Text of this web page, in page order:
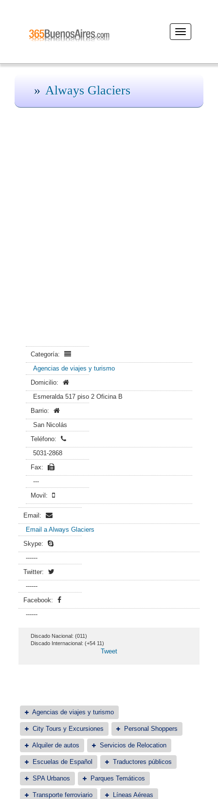
Desplegar
navegación
Always Glaciers
Categoría:
Agencias de viajes y turismo
Domicilio:
Esmeralda 517 piso 2 Oficina B
Barrio:
San Nicolás
Teléfono:
5031-2868
Fax:
---
Movil:
Email:
Email a Always Glaciers
Skype:
------
Twitter:
------
Facebook:
------
Discado Nacional: (011)
Discado Internacional: (+54 11)
Tweet
Agencias de viajes y turismo
City Tours y Excursiones Personal Shoppers
Alquiler de autos Servicios de Relocation
Escuelas de Español Traductores públicos
SPA Urbanos Parques Temáticos
Transporte ferroviario Líneas Aéreas